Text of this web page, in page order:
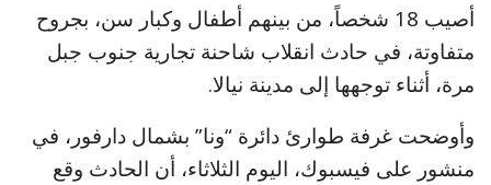
أصيب 18 شخصاً، من بينهم أطفال وكبار سن، بجروح
متفاوتة، في حادث انقلاب شاحنة تجارية جنوب جبل
مرة، أثناء توجهها إلى مدينة نيالا.
وأوضحت غرفة طوارئ دائرة “ونا” بشمال دارفور، في
منشور على فيسبوك، اليوم الثلاثاء، أن الحادث وقع